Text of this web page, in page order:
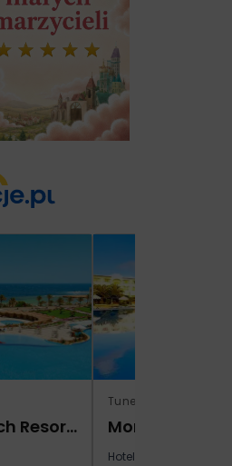
Royal Brayka Beach Resort (ex Zee Brayka)
Tunezja / Al-
Monarque El
Hotel: